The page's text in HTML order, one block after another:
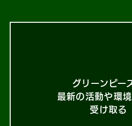
グリーンピー
最新の活動や環
受け取る